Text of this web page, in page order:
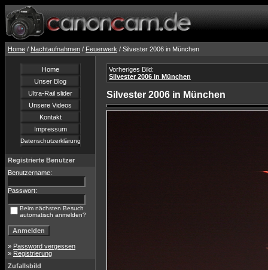
Home / Nachtaufnahmen / Feuerwerk / Silvester 2006 in München
Home
Unser Blog
Ultra-Rail slider
Unsere Videos
Kontakt
Impressum
Datenschutzerklärung
Registrierte Benutzer
Benutzername:
Passwort:
Beim nächsten Besuch
automatisch anmelden?
» Password vergessen
» Registrierung
Zufallsbild
Vorheriges Bild:
Silvester 2006 in München
Silvester 2006 in München